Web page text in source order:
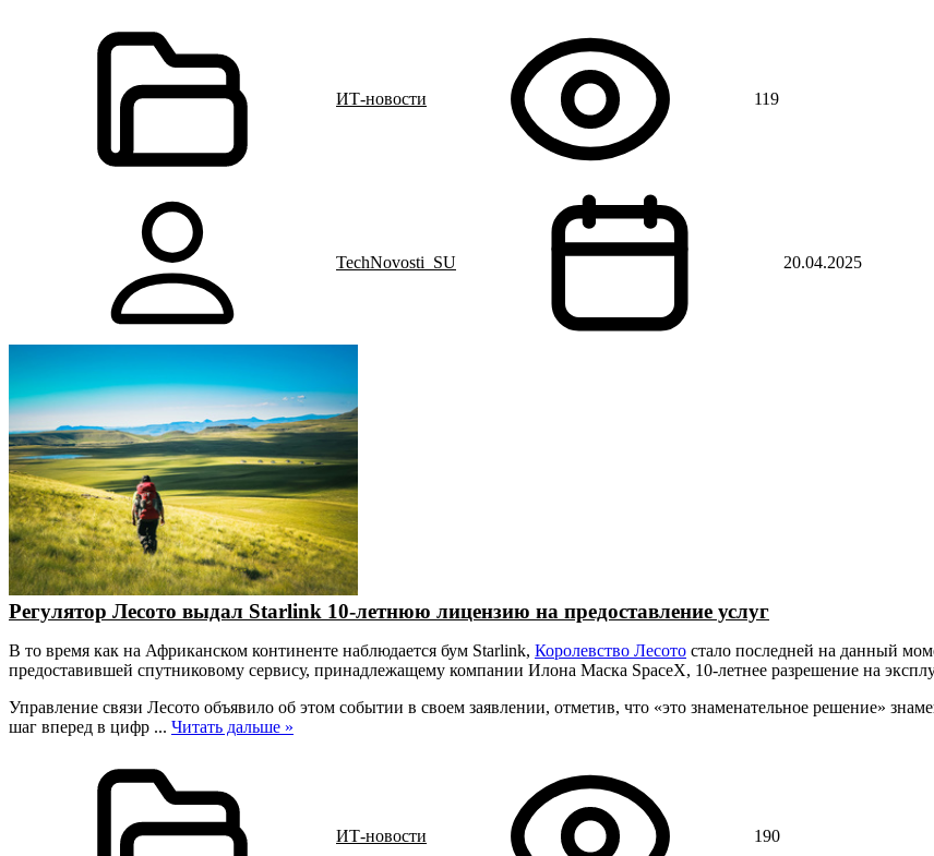
ИТ-новости 119
TechNovosti_SU 20.04.2025
Регулятор Лесото выдал Starlink 10-летнюю лицензию на предоставление услуг
В то время как на Африканском континенте наблюдается бум Starlink, Королевство Лесото стало последней на данный
предоставившей спутниковому сервису, принадлежащему компании Илона Маска SpaceX, 10-летнее разрешение на
Управление связи Лесото объявило об этом событии в своем заявлении, отметив, что «это знаменательное решение»
шаг вперед в цифр ... Читать дальше »
ИТ-новости 190